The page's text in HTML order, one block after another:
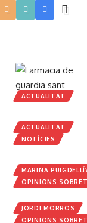
ACTUALITAT
ACTUALITAT
NOTÍCIES
MARINA
OPINIONS
JORDI MORROS
OPINIONS